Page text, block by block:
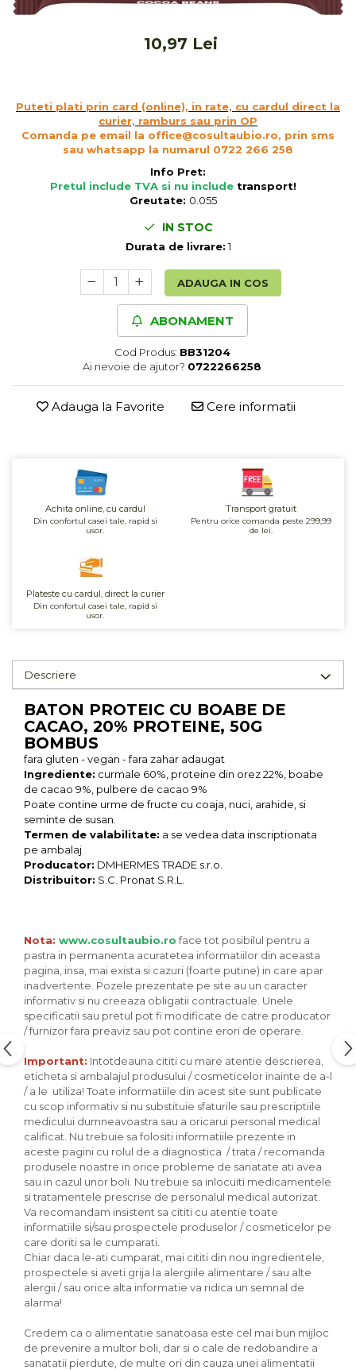
Ceai vrac
Vinuri, bere si alte bauturi
Siropuri naturale
Energizante
Carbogazoase
Seminte bio pentru germinat
Seminte din plante oleaginoase
Superalimente bio
Cereale, fulgi din cereale, mic
dejun
Lactate
Produse din carne
Sosuri, Ketchup bio
Pudre si prafuri
Conserve, Pateuri, creme
Masline
Produse din soia
Sare si inlocuitori
Produse care inlocuiesc carnea
Unt, alternativa unt
Paine bio
Paste
Terci bio
Dulciuri
Ciocolata
Dulceturi, gemuri, compoturi
Creme
Inghetata
Zahar si indulcitori
Batoane
Dulciuri bio
Guma de mestecat bio
Seminte, fructe uscate, samburi
Mixuri, condimente si mirodenii
Mixuri
Condimente
Mirodenii
Maioneza bio
Pesto Bio
Semipreparate
Specialitati si produse asiatice
10,97 Lei
Puteti plati prin card (online), in rate, cu cardul direct la
curier, ramburs sau prin OP
Comanda pe email la office@cosultaubio.ro, prin sms
sau whatsapp la numarul 0722 266 258
Info Pret:
Pretul include TVA si nu include transport!
Greutate: 0.055
IN STOC
Durata de livrare:1
ADAUGA IN COS
ABONAMENT
Cod Produs: BB31204
Ai nevoie de ajutor? 0722266258
Adauga la Favorite Cere informatii
Achita online, cu cardul
Din confortul casei tale, rapid si
usor.
Transport gratuit
Pentru orice comanda peste 299,99
de lei.
Plateste cu cardul, direct la curier
Din confortul casei tale, rapid si
usor.
Descriere
BATON PROTEIC CU BOABE DE
CACAO, 20% PROTEINE, 50G
BOMBUS
fara gluten - vegan - fara zahar adaugat
Ingrediente: curmale 60%, proteine din orez 22%, boabe
de cacao 9%, pulbere de cacao 9%
Poate contine urme de fructe cu coaja, nuci, arahide, si
seminte de susan.
Termen de valabilitate: a se vedea data inscriptionata
pe ambalaj
Producator: DMHERMES TRADE s.r.o.
Distribuitor: S.C. Pronat S.R.L.
Nota: www.cosultaubio.roface tot posibilul pentru a
pastra in permanenta acuratetea informatiilor din aceasta
pagina, insa, mai exista si cazuri (foarte putine) in care apar
inadvertente. Pozele prezentate pe site au un caracter
informativ si nu creeaza obligatii contractuale. Unele
specificatii sau pretul pot fi modificate de catre producator
/ furnizor fara preaviz sau pot contine erori de operare.
Important: Intotdeauna cititi cu mare atentie descrierea,
eticheta si ambalajul produsului / cosmeticelor inainte de a-l
/ a le utiliza! Toate informatiile din acest site sunt publicate
cu scop informativ si nu substituie sfaturile sau prescriptiile
medicului dumneavoastra sau a oricarui personal medical
calificat. Nu trebuie sa folositi informatiile prezente in
aceste pagini cu rolul de a diagnostica / trata / recomanda
produsele noastre in orice probleme de sanatate ati avea
sau in cazul unor boli. Nu trebuie sa inlocuiti medicamentele
si tratamentele prescrise de personalul medical autorizat.
Va recomandam insistent sa cititi cu atentie toate
informatiile si/sau prospectele produselor / cosmeticelor pe
care doriti sa le cumparati.
Chiar daca le-ati cumparat, mai cititi din nou ingredientele,
prospectele si aveti grija la alergiile alimentare / sau alte
alergii / sau orice alta informatie va ridica un semnal de
alarma!
Credem ca o alimentatie sanatoasa este cel mai bun mijloc
de prevenire a multor boli, dar si o cale de redobandire a
sanatatii pierdute, de multe ori din cauza unei alimentatii